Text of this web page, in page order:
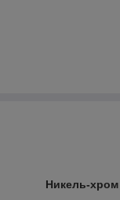
Никель-хром